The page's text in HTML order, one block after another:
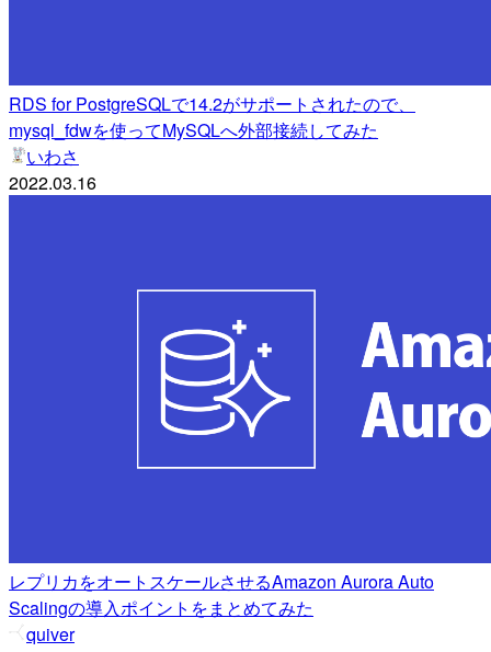
RDS for PostgreSQLで14.2がサポートされたので、
mysql_fdwを使ってMySQLへ外部接続してみた
いわさ
2022.03.16
レプリカをオートスケールさせるAmazon Aurora Auto
Scalingの導入ポイントをまとめてみた
quiver